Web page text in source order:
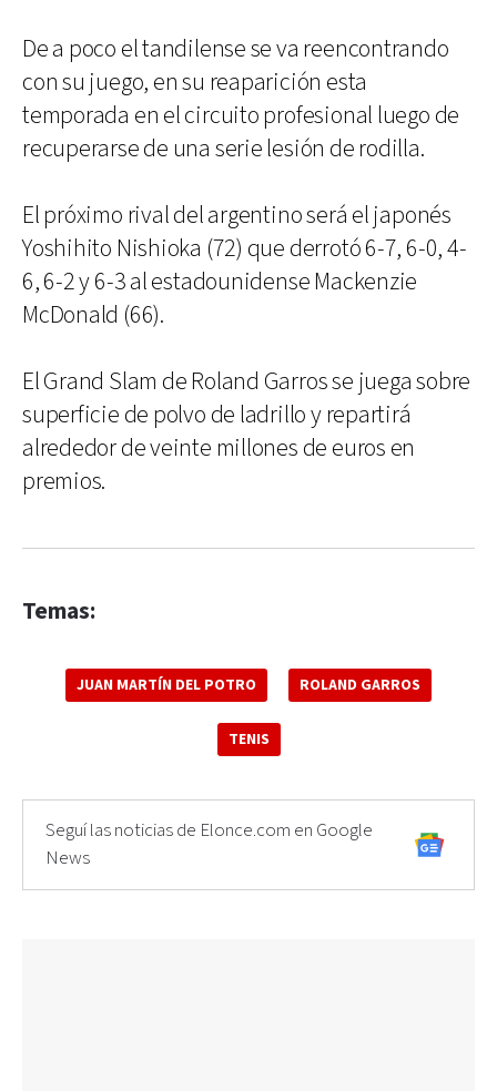
De a poco el tandilense se va reencontrando
con su juego, en su reaparición esta
temporada en el circuito profesional luego de
recuperarse de una serie lesión de rodilla.
El próximo rival del argentino será el japonés
Yoshihito Nishioka (72) que derrotó 6-7, 6-0, 4-
6, 6-2 y 6-3 al estadounidense Mackenzie
McDonald (66).
El Grand Slam de Roland Garros se juega sobre
superficie de polvo de ladrillo y repartirá
alrededor de veinte millones de euros en
premios.
Temas:
JUAN MARTÍN DEL POTRO ROLAND GARROS
TENIS
Seguí las noticias de Elonce.com en Google
News